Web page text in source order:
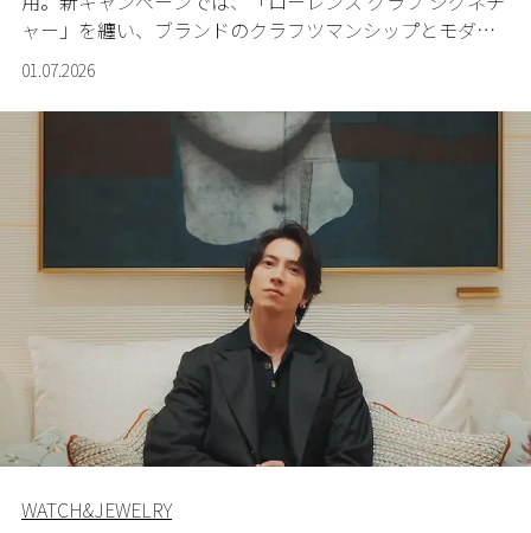
ャー」を纏い、ブランドのクラフツマンシップとモダン
な美学を体現する。
01.07.2026
WATCH&JEWELRY